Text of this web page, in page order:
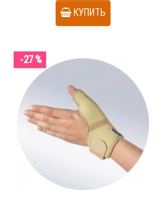
КУПИТЬ
-27 %